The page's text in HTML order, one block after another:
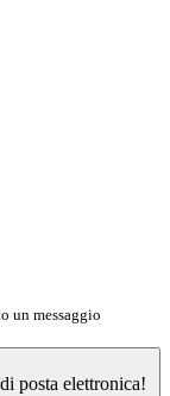
un messaggio
posta elettronica!